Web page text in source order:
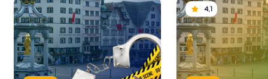
4,1